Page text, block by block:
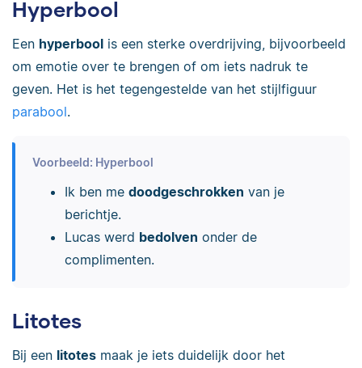
Hyperbool
Een hyperbool is een sterke overdrijving, bijvoorbeeld
om emotie over te brengen of om iets nadruk te
geven. Het is het tegengestelde van het stijlfiguur
parabool.
Voorbeeld: Hyperbool
Ik ben me doodgeschrokken van je
berichtje.
Lucas werd bedolven onder de
complimenten.
Litotes
Bij een litotes maak je iets duidelijk door het